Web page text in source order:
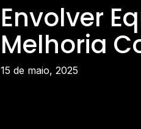
Envolver
Melhoria
15 de maio, 2025